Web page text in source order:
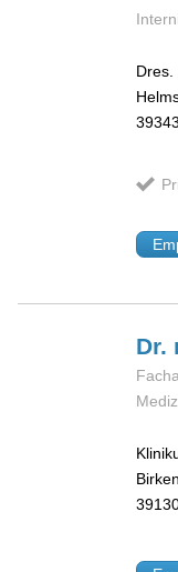
Dres.
39343
Dr.